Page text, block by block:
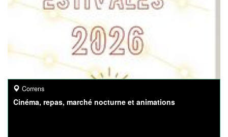
Correns
Cinéma, repas, marché nocturne et animations